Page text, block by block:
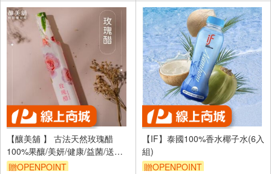
【釀美舖 】 古法天然玫瑰醋
100%果釀/美妍/健康/益菌/送禮/
伴手禮
贈OPENPOINT
【IF】泰國100%香水椰子水(6入
組)
贈OPENPOINT